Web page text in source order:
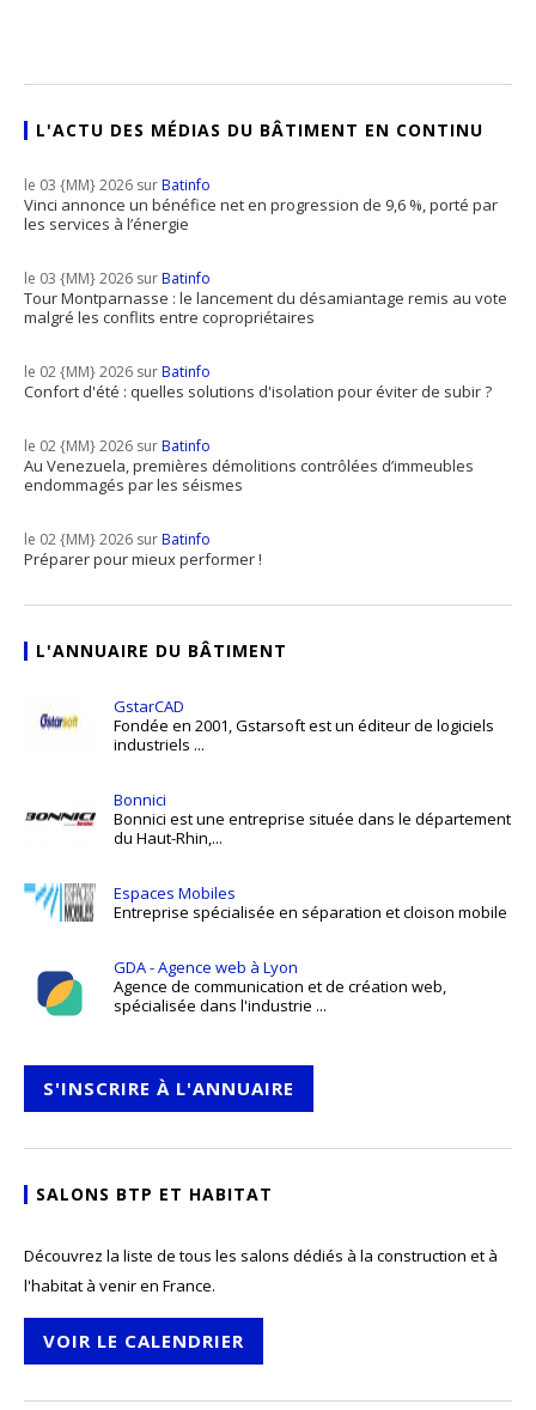
L'ACTU DES MÉDIAS DU BÂTIMENT EN CONTINU
le 03 {MM} 2026 surBatinfo
Vinci annonce un bénéfice net en progression de 9,6 %, porté par
les services à l’énergie
le 03 {MM} 2026 surBatinfo
Tour Montparnasse : le lancement du désamiantage remis au vote
malgré les conflits entre copropriétaires
le 02 {MM} 2026 surBatinfo
Confort d'été : quelles solutions d'isolation pour éviter de subir ?
le 02 {MM} 2026 surBatinfo
Au Venezuela, premières démolitions contrôlées d’immeubles
endommagés par les séismes
le 02 {MM} 2026 surBatinfo
Préparer pour mieux performer !
L'ANNUAIRE DU BÂTIMENT
GstarCAD
Fondée en 2001, Gstarsoft est un éditeur de logiciels
industriels ...
Bonnici
Bonnici est une entreprise située dans le département
du Haut-Rhin,...
Espaces Mobiles
Entreprise spécialisée en séparation et cloison mobile
GDA - Agence web à Lyon
Agence de communication et de création web,
spécialisée dans l'industrie ...
S'INSCRIRE À L'ANNUAIRE
SALONS BTP ET HABITAT
Découvrez la liste de tous les salons dédiés à la construction et à
l'habitat à venir en France.
VOIR LE CALENDRIER